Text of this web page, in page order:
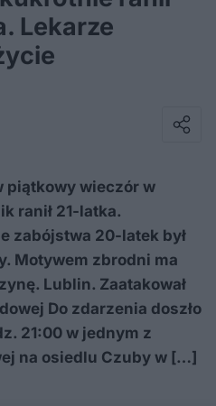
Lekarze
piątkowy wieczór w
ranił 21-latka.
zabójstwa 20-latek był
Motywem zbrodni ma
Lublin. Zaatakował
Do zdarzenia doszło
21:00 w jednym z
na osiedlu Czuby w […]